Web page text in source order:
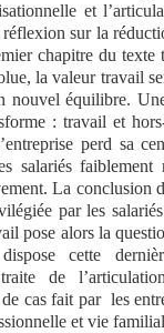
et
sur la
chapitre du
la valeur travail
nouvel équilibre.
: travail et
perd sa
salariés faiblement
La conclusion
par les
pose alors la
cette
de
cas fait par les
et vie